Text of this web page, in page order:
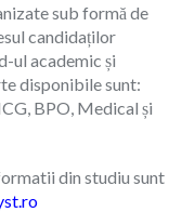
sub formă de
candidaților
ul academic și
disponibile sunt:
BPO, Medical și
din studiu sunt